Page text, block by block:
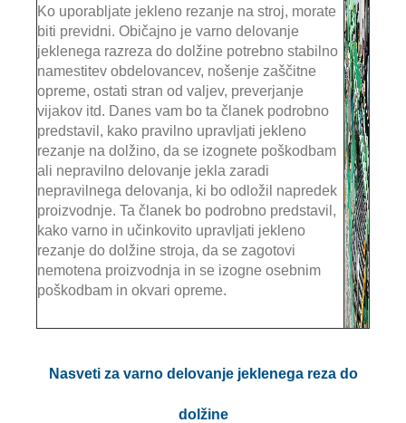
Ko uporabljate jekleno rezanje na stroj, morate
biti previdni. Običajno je varno delovanje
jeklenega razreza do dolžine potrebno stabilno
namestitev obdelovancev, nošenje zaščitne
opreme, ostati stran od valjev, preverjanje
vijakov itd. Danes vam bo ta članek podrobno
predstavil, kako pravilno upravljati jekleno
rezanje na dolžino, da se izognete poškodbam
ali nepravilno delovanje jekla zaradi
nepravilnega delovanja, ki bo odložil napredek
proizvodnje. Ta članek bo podrobno predstavil,
kako varno in učinkovito upravljati jekleno
rezanje do dolžine stroja, da se zagotovi
nemotena proizvodnja in se izogne ​​osebnim
poškodbam in okvari opreme.
Nasveti za varno delovanje jeklenega reza do
dolžine